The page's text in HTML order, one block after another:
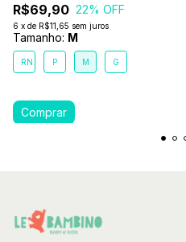
R$69,90 22% OFF
6 x de R$11,65 sem juros
Tamanho: M
RN P M G